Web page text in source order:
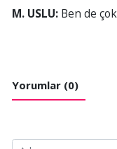
M. USLU:Ben de
Yorumlar (0)